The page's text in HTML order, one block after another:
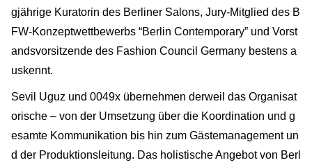
gjährige Kuratorin des Berliner Salons, Jury-Mitglied des B
FW-Konzeptwettbewerbs “Berlin Contemporary” und Vorst
andsvorsitzende des Fashion Council Germany bestens a
uskennt.
Sevil Uguz und 0049x übernehmen derweil das Organisat
orische – von der Umsetzung über die Koordination und g
esamte Kommunikation bis hin zum Gästemanagement un
d der Produktionsleitung. Das holistische Angebot von Berl